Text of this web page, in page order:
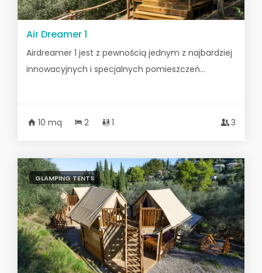
Air Dreamer 1
Airdreamer 1 jest z pewnością jednym z najbardziej
innowacyjnych i specjalnych pomieszczeń...
10 mq 2 1 3
GLAMPING TENTS